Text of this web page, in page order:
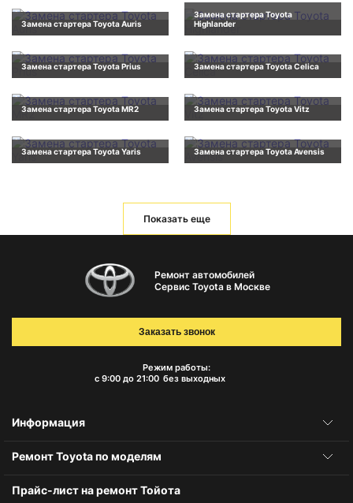
Замена стартера Toyota Auris
Замена стартера Toyota
Highlander
Замена стартера Toyota Prius Замена стартера Toyota Celica
Замена стартера Toyota MR2 Замена стартера Toyota Vitz
Замена стартера Toyota Yaris Замена стартера Toyota Avensis
Показать еще
Ремонт автомобилей
Сервис Toyota в Москве
Режим работы:
с 9:00 до 21:00 без выходных
Заказать звонок
Информация
Ремонт Toyota по моделям
Прайс-лист на ремонт Тойота